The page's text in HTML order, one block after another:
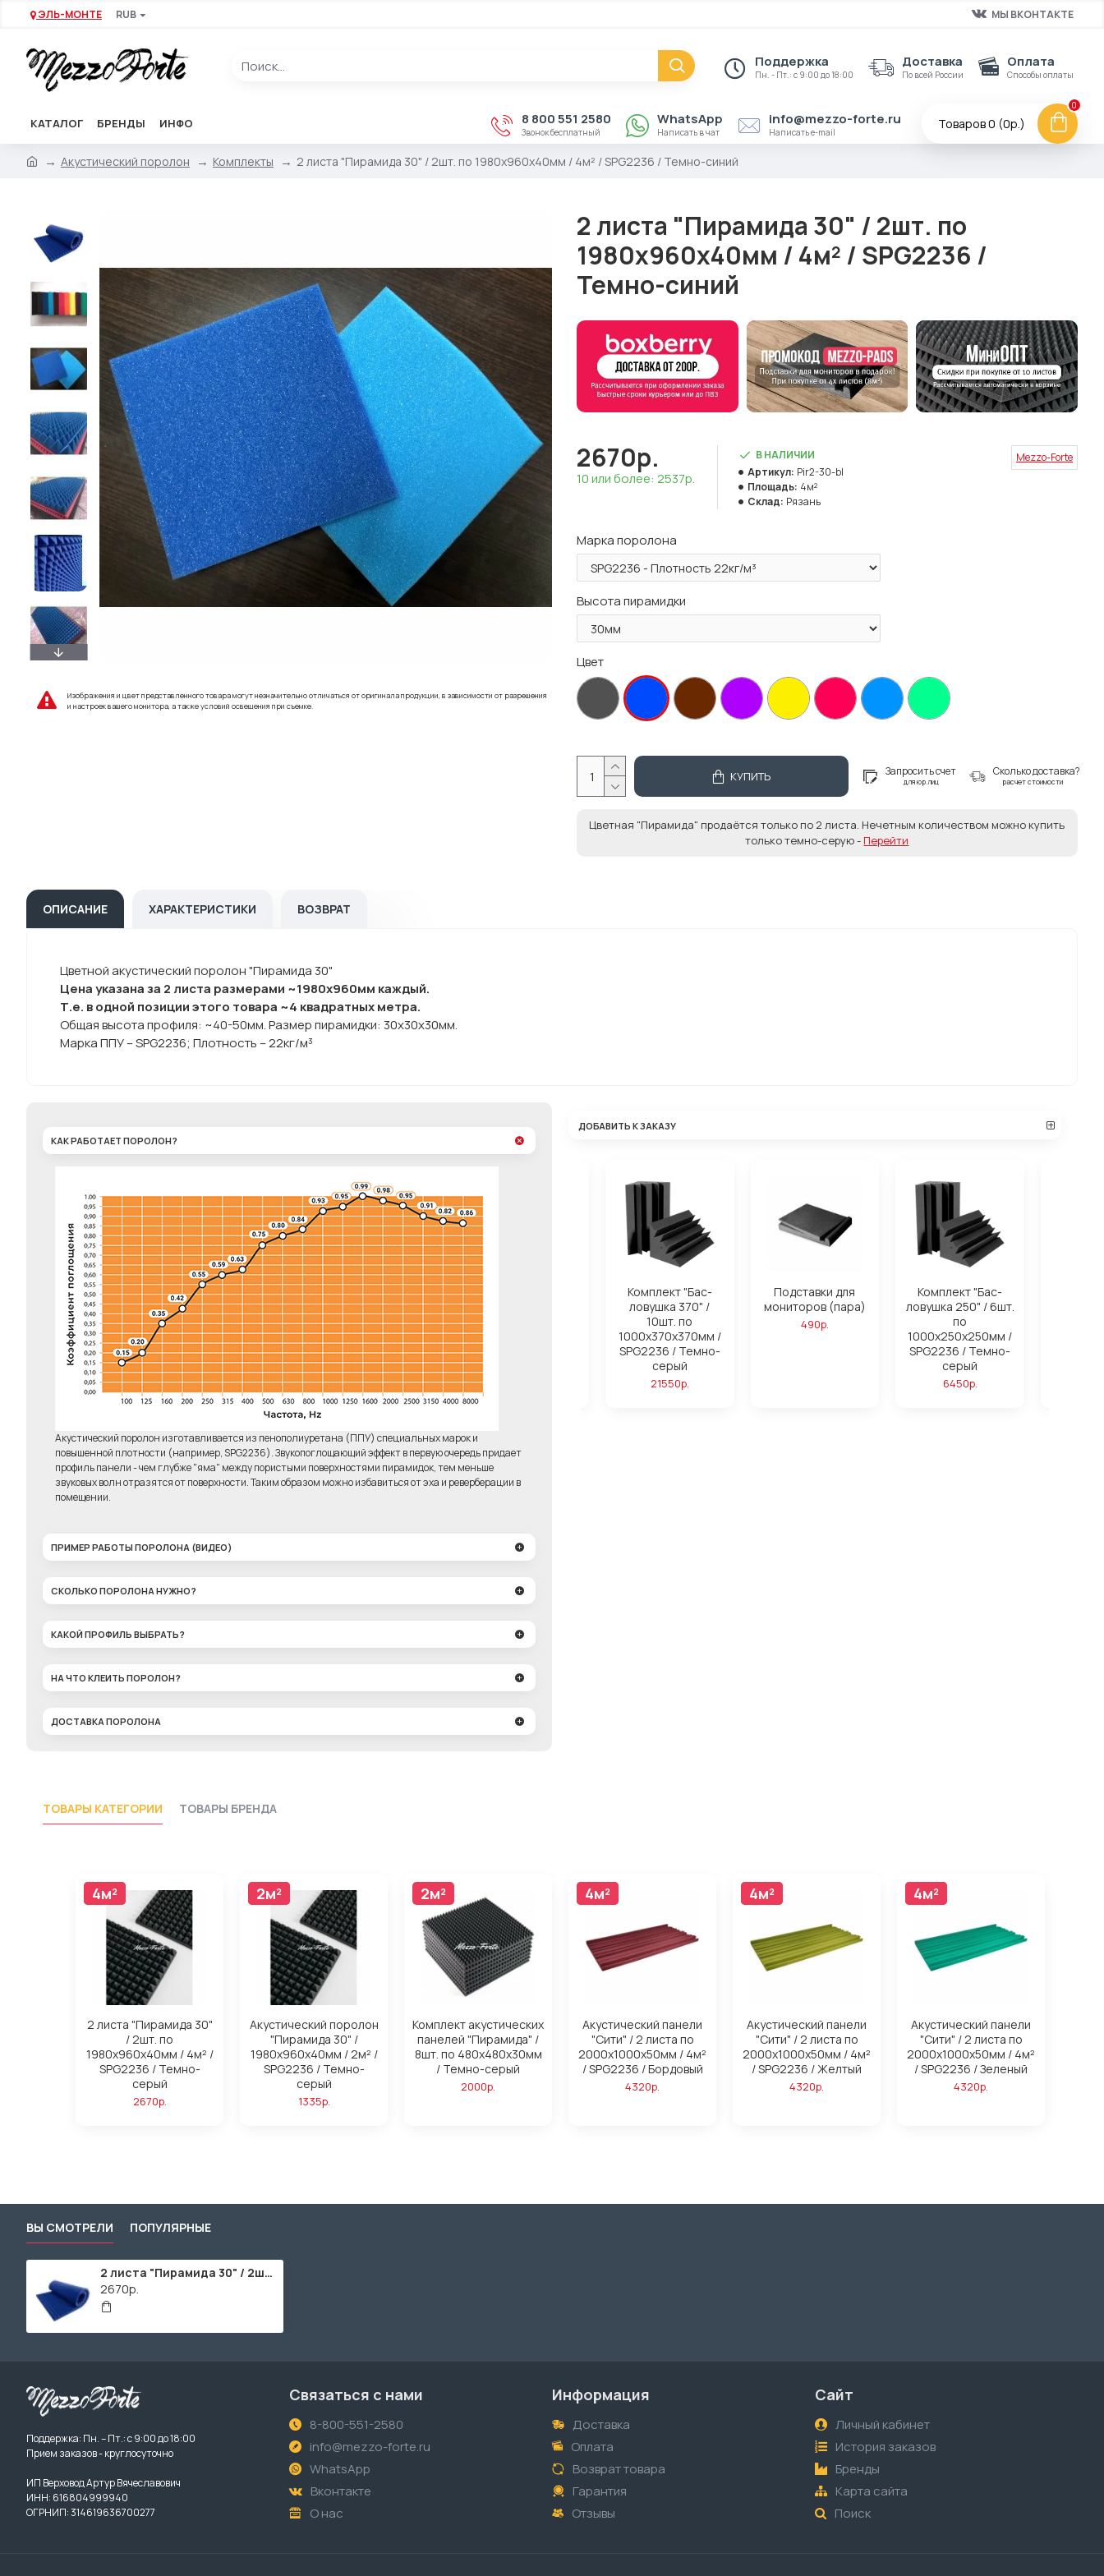
ЭЛЬ-МОНТЕ RUB МЫ ВКОНТАКТЕ
Поддержка
Пн. - Пт.: с 9:00 до 18:00
Доставка
По всей России
Оплата
Способы оплаты
КАТАЛОГ БРЕНДЫ ИНФО 8 800 551 2580
Звонок бесплатный
WhatsApp
Написать в чат
info@mezzo-forte.ru
Написать e-mail
Товаров 0 (0р.)
0
Акустический поролон Комплекты 2 листа "Пирамида 30" / 2шт. по 1980х960х40мм / 4м² / SPG2236 / Темно-синий
Изображения и цвет представленного товара могут незначительно отличаться от оригинала продукции, в зависимости от разрешения
и настроек вашего монитора, а также условий освещения при съемке.
2 листа "Пирамида 30" / 2шт. по
1980х960х40мм / 4м² / SPG2236 /
Темно-синий
2670р.
10 или более: 2537р.
В НАЛИЧИИ
Артикул: Pir2-30-bl
Площадь: 4м²
Склад: Рязань
Mezzo-Forte
Марка поролона
Высота пирамидки
Цвет
КУПИТЬ Запросить счет
для юр.лиц
Сколько доставка?
расчет стоимости
Цветная "Пирамида" продаётся только по 2 листа. Нечетным количеством можно купить
только темно-серую - Перейти
КАК РАБОТАЕТ ПОРОЛОН?
Акустический поролон изготавливается из пенополиуретана (ППУ) специальных марок и
повышенной плотности (например, SPG2236). Звукопоглощающий эффект в первую очередь придает
профиль панели - чем глубже "яма" между пористыми поверхностями пирамидок, тем меньше
звуковых волн отразятся от поверхности. Таким образом можно избавиться от эха и реверберации в
помещении.
ПРИМЕР РАБОТЫ ПОРОЛОНА (ВИДЕО)
СКОЛЬКО ПОРОЛОНА НУЖНО?
КАКОЙ ПРОФИЛЬ ВЫБРАТЬ?
НА ЧТО КЛЕИТЬ ПОРОЛОН?
ДОСТАВКА ПОРОЛОНА
ДОБАВИТЬ К ЗАКАЗУ
Комплект 6 штук
"Бас-ловушка"
6450р.
Клей для поролона
Elabond Basic
750р.
Комплект "Бас-
1000х280х280мм /
SPG2236 / Темно-
Комплект "Бас-
ловушка 370" /
10шт. по
1000х370х370мм /
SPG2236 / Темно-
серый
21550р.
Подставки для
мониторов (пара)
490р.
Комплект "Бас-
ловушка 250" / 6шт.
по
1000х250х250мм /
SPG2236 / Темно-
серый
6450р.
ОПИСАНИЕ ХАРАКТЕРИСТИКИ ВОЗВРАТ
Цветной акустический поролон "Пирамида 30"
Цена указана за 2 листа размерами ~1980х960мм каждый.
Т.е. в одной позиции этого товара ~4 квадратных метра.
Общая высота профиля: ~40-50мм. Размер пирамидки: 30x30x30мм.
Марка ППУ – SPG2236; Плотность – 22кг/м³
ТОВАРЫ КАТЕГОРИИ ТОВАРЫ БРЕНДА
4м²
4м²
2 листа "Пирамида 30"
/ 2шт. по
1980х960х40мм / 4м² /
SPG2236 / Темно-
серый
2670р.
2м²
2м²
Акустический поролон
"Пирамида 30" /
1980х960х40мм / 2м² /
SPG2236 / Темно-
серый
1335р.
2м²
Комплект акустических
панелей "Пирамида" /
8шт. по 480x480х30мм
/ Темно-серый
2000р.
4м²
4м²
Акустический панели
"Сити" / 2 листа по
2000х1000х50мм / 4м²
/ SPG2236 / Бордовый
4320р.
4м²
4м²
Акустический панели
"Сити" / 2 листа по
2000х1000х50мм / 4м²
/ SPG2236 / Желтый
4320р.
4м²
4м²
Акустический панели
"Сити" / 2 листа по
2000х1000х50мм / 4м²
/ SPG2236 / Зеленый
4320р.
ВЫ СМОТРЕЛИ ПОПУЛЯРНЫЕ
2 листа "Пирамида 30" / 2шт. по 1980х960х40мм / 4м² / SPG2236 / Темно-синий
2670р.
Поддержка: Пн. – Пт.: с 9:00 до 18:00
Прием заказов - круглосуточно
ИП Верховод Артур Вячеславович
ИНН: 616804999940
ОГРНИП: 314619636700277
Связаться с нами
8-800-551-2580
info@mezzo-forte.ru
WhatsApp
Вконтакте
О нас
Информация
Доставка
Оплата
Возврат товара
Гарантия
Отзывы
Сайт
Личный кабинет
История заказов
Бренды
Карта сайта
Поиск